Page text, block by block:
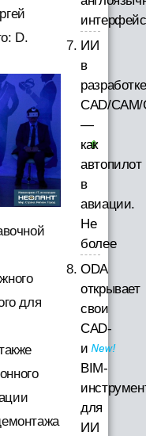
D.
для
ИИ
в
разработке
CAD/
—
как
автопилот
в
авиации.
Не
более
ODA
открывает
свои
CAD-
и
BIM-
для
ИИ